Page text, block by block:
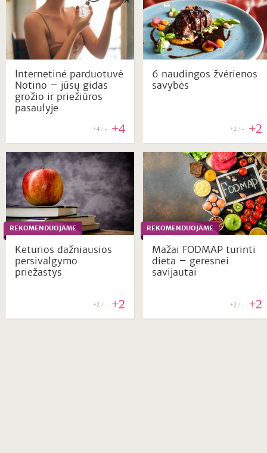
Internetinė parduotuvė
Notino – jūsų gidas
grožio ir priežiūros
pasaulyje
+4 / - +4
6 naudingos žvėrienos
savybės
+2 / - +2
REKOMENDUOJAME
Keturios dažniausios
persivalgymo
priežastys
+2 / - +2
REKOMENDUOJAME
Mažai FODMAP turinti
dieta – geresnei
savijautai
+2 / - +2